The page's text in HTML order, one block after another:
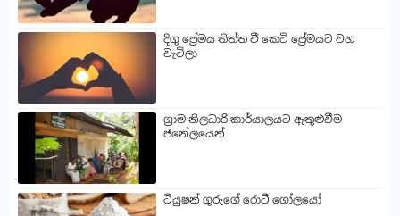
දිගු ප්‍රේමය තිත්ත වී කෙටි ප්‍රේමයට වහ
වැටිලා
ග්‍රාම නිලධාරි කාර්යාලයට ඇතුළුවීම
ජනේලයෙන්
ටියුෂන් ගුරුගේ රොටී ගෝලයෝ